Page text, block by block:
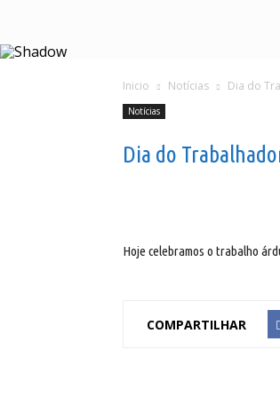
Inicio Notícias Dia do
Notícias
Dia do
Hoje celebramos o trabalho
COMPARTILHAR